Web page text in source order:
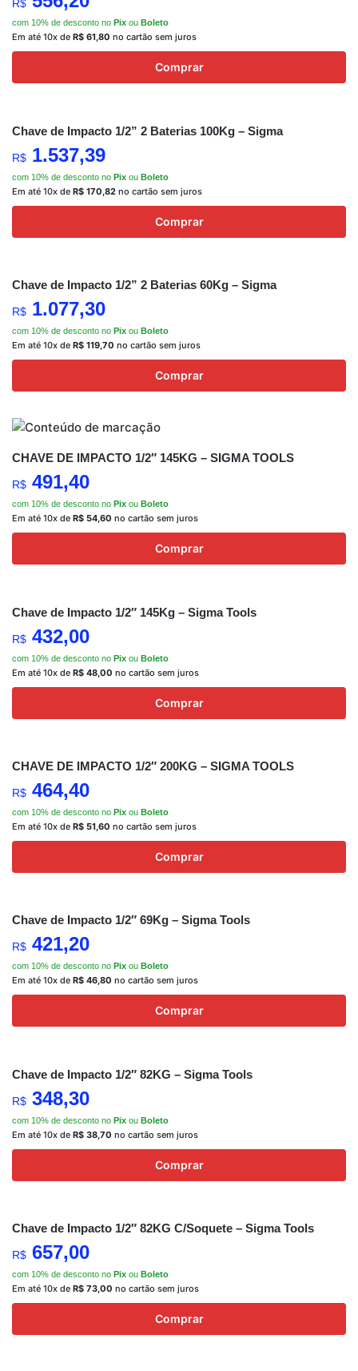
R$
com 10% de desconto no Pix ou Boleto
Em até 10x de R$ 61,80 no cartão sem juros
Comprar
Chave de Impacto 1/2” 2 Baterias 100Kg – Sigma
R$ 1.537,39
com 10% de desconto no Pix ou Boleto
Em até 10x de R$ 170,82 no cartão sem juros
Comprar
Chave de Impacto 1/2” 2 Baterias 60Kg – Sigma
R$ 1.077,30
com 10% de desconto no Pix ou Boleto
Em até 10x de R$ 119,70 no cartão sem juros
Comprar
CHAVE DE IMPACTO 1/2″ 145KG – SIGMA TOOLS
R$ 491,40
com 10% de desconto no Pix ou Boleto
Em até 10x de R$ 54,60 no cartão sem juros
Comprar
Chave de Impacto 1/2″ 145Kg – Sigma Tools
R$ 432,00
com 10% de desconto no Pix ou Boleto
Em até 10x de R$ 48,00 no cartão sem juros
Comprar
CHAVE DE IMPACTO 1/2″ 200KG – SIGMA TOOLS
R$ 464,40
com 10% de desconto no Pix ou Boleto
Em até 10x de R$ 51,60 no cartão sem juros
Comprar
Chave de Impacto 1/2″ 69Kg – Sigma Tools
R$ 421,20
com 10% de desconto no Pix ou Boleto
Em até 10x de R$ 46,80 no cartão sem juros
Comprar
Chave de Impacto 1/2″ 82KG – Sigma Tools
R$ 348,30
com 10% de desconto no Pix ou Boleto
Em até 10x de R$ 38,70 no cartão sem juros
Comprar
Chave de Impacto 1/2″ 82KG C/Soquete – Sigma Tools
R$ 657,00
com 10% de desconto no Pix ou Boleto
Em até 10x de R$ 73,00 no cartão sem juros
Comprar